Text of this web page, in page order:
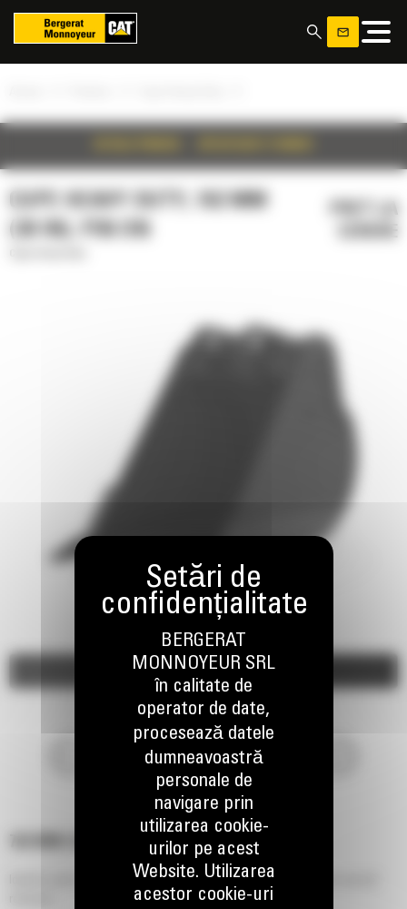
CUPE HEAVY DUTY, 762 MM
(30 IN), PIN ON
762 MM (30 IN), PIN ON
Panoul de gestionare a panourilor cookie
BERGERAT
MONNOYEUR SRL
în calitate de
operator de date,
procesează datele
dumneavoastră
personale de
navigare prin
utilizarea cookie-
urilor pe acest
Website. Utilizarea
acestor cookie-uri